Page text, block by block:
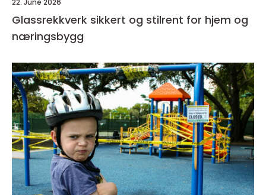
22. June 2026
Glassrekkverk sikkert og stilrent for hjem og
næringsbygg